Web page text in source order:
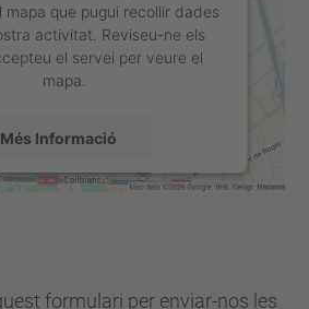
mapa que pugui recollir dades
activitat. Reviseu-ne els
el servei per veure el
mapa.
Més Informació
by
formulari per enviar-nos les